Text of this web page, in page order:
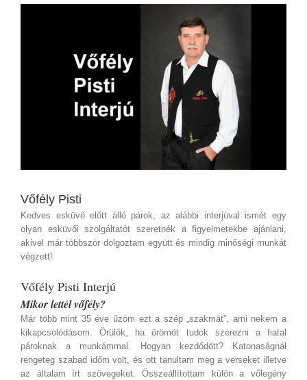
Vőfély Pisti
Kedves esküvő előtt álló párok, az alábbi interjúval ismét egy
olyan esküvői szolgáltatót szeretnék a figyelmetekbe ajánlani,
akivel már többször dolgoztam együtt és mindig minőségi munkát
végzett!
Vőfély Pisti Interjú
Mikor lettél vőfély?
Már több mint 35 éve űzöm ezt a szép „szakmát”, ami nekem a
kikapcsolódásom. Örülők, ha örömöt tudok szerezni a fiatal
pároknak a munkámmal. Hogyan kezdődött? Katonaságnál
rengeteg szabad időm volt, és ott tanultam meg a verseket illetve
az általam írt szövegeket. Összeállítottam külön a vőlegény